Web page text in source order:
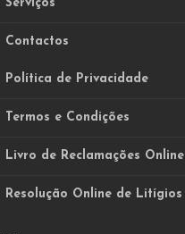
Serviços
Contactos
Política de Privacidade
Termos e Condições
Livro de Reclamações Online
Resolução Online de Litígios